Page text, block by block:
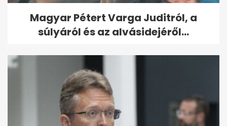
Magyar Pétert Varga Juditról, a
súlyáról és az alvásidejéről...